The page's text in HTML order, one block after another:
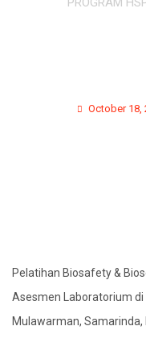
October 18,
Pelatihan Biosafety &
Asesmen Laboratorium di
Mulawarman,